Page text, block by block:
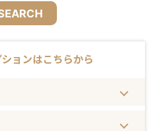
ョンはこちらから